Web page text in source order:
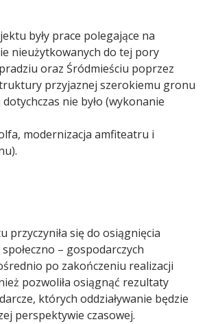
były prace polegające na
nieużytkowanych do tej pory
oraz Śródmieściu poprzez
przyjaznej szerokiemu gronu
nie było (wykonanie
modernizacja amfiteatru i
przyczyniła się do osiągnięcia
– gospodarczych
po zakończeniu realizacji
pozwoliła osiągnąć rezultaty
których oddziaływanie będzie
perspektywie czasowej.